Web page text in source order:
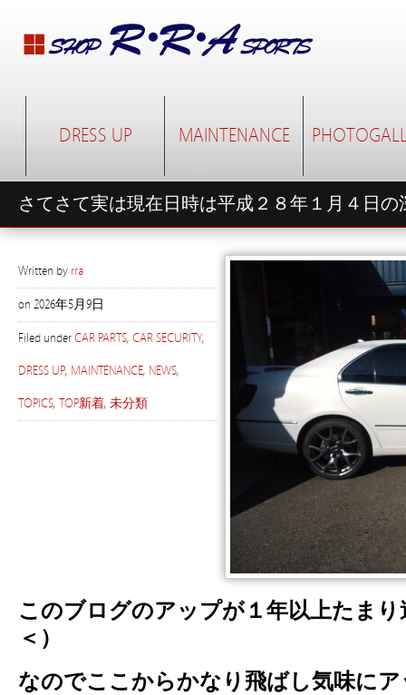
DRESS UP MAINTENANCE
さてさて実は現在日時は平成２８年１月４日
Written by rra
on 2026年5月9日
Filed underCAR PARTS, CAR SECURITY,
DRESS UP, MAINTENANCE, NEWS,
TOPICS, TOP新着, 未分類
このブログのアップが１年以上たま
＜）
なのでここからかなり飛ばし気味に